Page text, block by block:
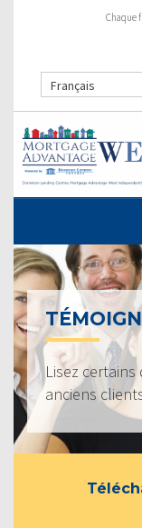
Chaque
Français
Lisez
anciens